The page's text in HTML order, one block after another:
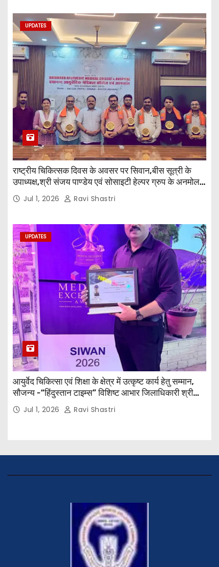
UPDATES
राष्ट्रीय चिकित्सक दिवस के अवसर पर सिवान,बीस सूत्री के
उपाध्यक्ष,श्री संजय पाण्डेय एवं सोसाइटी हेल्पर ग्रुप के अनमोल
जी तथा इनर व्हील क्लब की अध्यक्षा श्रीमती आरती अलोक वर्मा
एवं उनकी टीम द्वारा महाविद्यालय के प्राचार्य डॉ. सुधांशु शेखर
Jul 1, 2026 Ravi Shastri
UPDATES
आयुर्वेद चिकित्सा एवं शिक्षा के क्षेत्र में उत्कृष्ट कार्य हेतु सम्मान,
सौजन्य -“हिंदुस्तान टाइम्स” विशिष्ट आभार जिलाधिकारी श्री
विवेक रंजन मैत्रेय (भा०प्र० से०), आरक्षी अधीक्षक श्री पूरन झा
(भा०पु०से०) सिविल सर्जन, सिवान एवं ब्यूरो चीफ श्री नीरज
Jul 1, 2026 Ravi Shastri